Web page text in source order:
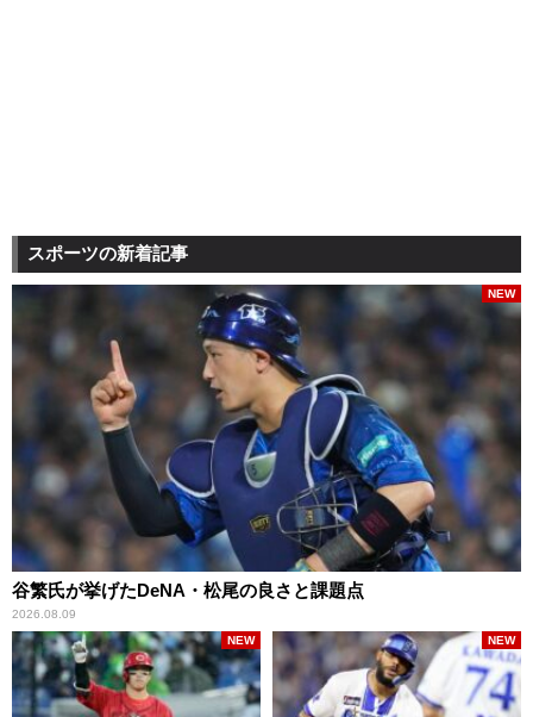
スポーツの新着記事
谷繁氏が挙げたDeNA・松尾の良さと課題点
2026.08.09
NEW
NEW NEW